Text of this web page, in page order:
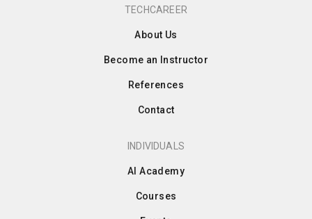
TECHCAREER
About Us
Become an Instructor
References
Contact
INDIVIDUALS
AI Academy
Courses